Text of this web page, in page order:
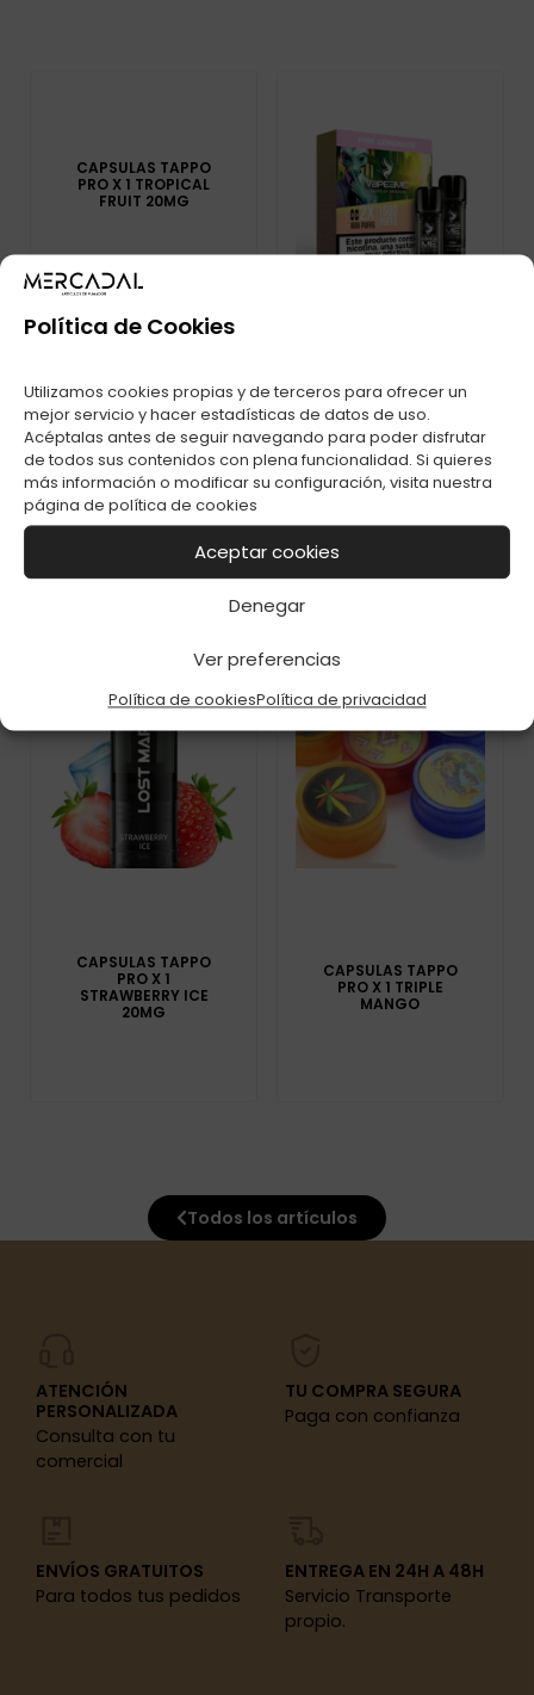
Política de Cookies
Utilizamos cookies propias y de terceros para ofrecer un
mejor servicio y hacer estadísticas de datos de uso.
Acéptalas antes de seguir navegando para poder disfrutar
de todos sus contenidos con plena funcionalidad. Si quieres
más información o modificar su configuración, visita nuestra
página de política de cookies
Aceptar cookies
Denegar
Ver preferencias
Política de cookiesPolítica de privacidad
CAPSULAS TAPPO
PRO X 1 TROPICAL
FRUIT 20MG
CAPSULAS
VAPEAME 2% PINK
LEMONADE
CAPSULAS TAPPO
PRO X 1
STRAWBERRY ICE
20MG
CAPSULAS TAPPO
PRO X 1 TRIPLE
MANGO
Todos los artículos
ATENCIÓN
PERSONALIZADA
Consulta con tu
comercial
TU COMPRA SEGURA
Paga con confianza
ENVÍOS GRATUITOS
Para todos tus pedidos
ENTREGA EN 24H A 48H
Servicio Transporte
propio.